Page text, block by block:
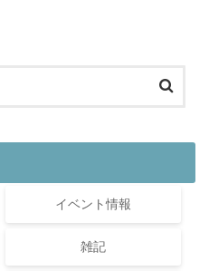
イベント情報
雑記